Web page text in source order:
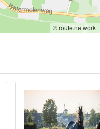
© route.network |